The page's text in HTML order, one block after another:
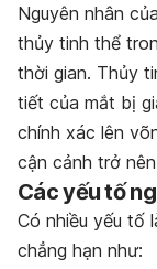
Nguyên nhân
thủy tinh thể
thời gian. Thủy
tiết của mắt bị
chính xác lên
cận cảnh trở
Các yếu tố
Có nhiều yếu tố
chẳng hạn như: